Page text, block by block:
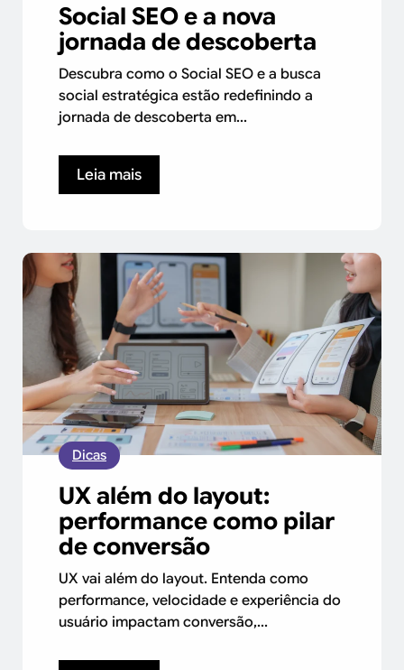
Social SEO e a nova
jornada de descoberta
Descubra como o Social SEO e a busca
social estratégica estão redefinindo a
jornada de descoberta em...
Leia mais
Dicas
UX além do layout:
performance como pilar
de conversão
UX vai além do layout. Entenda como
performance, velocidade e experiência do
usuário impactam conversão,...